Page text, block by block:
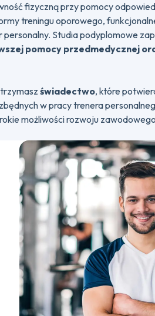
fizyczną przy pomocy
treningu oporowego,
Studia podyplomowe
pomocy przedmedycznej
świadectwo, które
w pracy trenera
możliwości rozwoju